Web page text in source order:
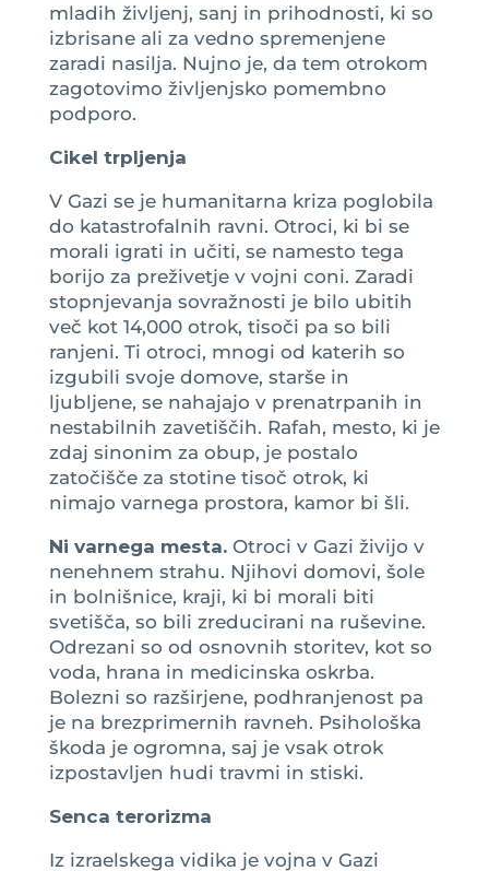
mladih življenj, sanj in prihodnosti, ki so
izbrisane ali za vedno spremenjene
zaradi nasilja. Nujno je, da tem otrokom
zagotovimo življenjsko pomembno
podporo.
Cikel trpljenja
V Gazi se je humanitarna kriza poglobila
do katastrofalnih ravni. Otroci, ki bi se
morali igrati in učiti, se namesto tega
borijo za preživetje v vojni coni. Zaradi
stopnjevanja sovražnosti je bilo ubitih
več kot 14,000 otrok, tisoči pa so bili
ranjeni. Ti otroci, mnogi od katerih so
izgubili svoje domove, starše in
ljubljene, se nahajajo v prenatrpanih in
nestabilnih zavetiščih. Rafah, mesto, ki je
zdaj sinonim za obup, je postalo
zatočišče za stotine tisoč otrok, ki
nimajo varnega prostora, kamor bi šli.
Ni varnega mesta.Otroci v Gazi živijo v
nenehnem strahu. Njihovi domovi, šole
in bolnišnice, kraji, ki bi morali biti
svetišča, so bili zreducirani na ruševine.
Odrezani so od osnovnih storitev, kot so
voda, hrana in medicinska oskrba.
Bolezni so razširjene, podhranjenost pa
je na brezprimernih ravneh. Psihološka
škoda je ogromna, saj je vsak otrok
izpostavljen hudi travmi in stiski.
Senca terorizma
Iz izraelskega vidika je vojna v Gazi